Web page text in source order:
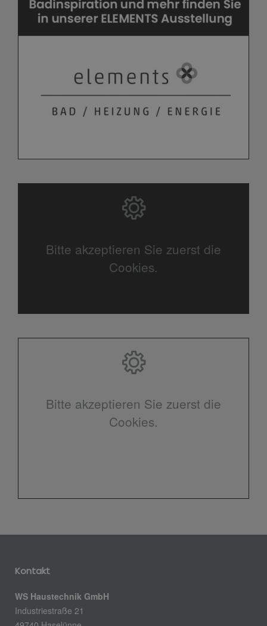
Bitte akzeptieren Sie zuerst die
Cookies.
Bitte akzeptieren Sie zuerst die
Cookies.
Kontakt
WS Haustechnik GmbH
Industriestraße 21